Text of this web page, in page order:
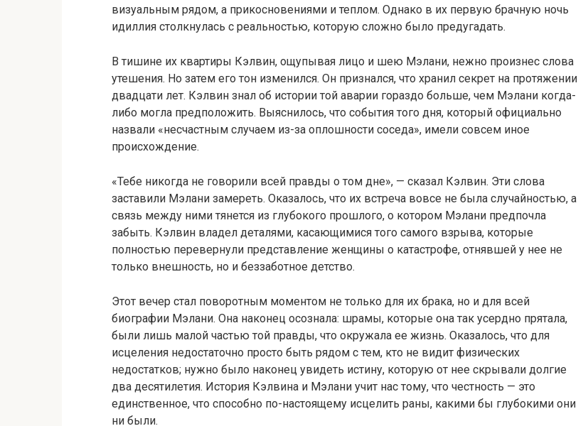
визуальным рядом, а прикосновениями и теплом. Однако в их первую брачную ночь
идиллия столкнулась с реальностью, которую сложно было предугадать.
В тишине их квартиры Кэлвин, ощупывая лицо и шею Мэлани, нежно произнес слова
утешения. Но затем его тон изменился. Он признался, что хранил секрет на протяжении
двадцати лет. Кэлвин знал об истории той аварии гораздо больше, чем Мэлани когда-
либо могла предположить. Выяснилось, что события того дня, который официально
назвали «несчастным случаем из-за оплошности соседа», имели совсем иное
происхождение.
«Тебе никогда не говорили всей правды о том дне», — сказал Кэлвин. Эти слова
заставили Мэлани замереть. Оказалось, что их встреча вовсе не была случайностью, а
связь между ними тянется из глубокого прошлого, о котором Мэлани предпочла
забыть. Кэлвин владел деталями, касающимися того самого взрыва, которые
полностью перевернули представление женщины о катастрофе, отнявшей у нее не
только внешность, но и беззаботное детство.
Этот вечер стал поворотным моментом не только для их брака, но и для всей
биографии Мэлани. Она наконец осознала: шрамы, которые она так усердно прятала,
были лишь малой частью той правды, что окружала ее жизнь. Оказалось, что для
исцеления недостаточно просто быть рядом с тем, кто не видит физических
недостатков; нужно было наконец увидеть истину, которую от нее скрывали долгие
два десятилетия. История Кэлвина и Мэлани учит нас тому, что честность — это
единственное, что способно по-настоящему исцелить раны, какими бы глубокими они
ни были.